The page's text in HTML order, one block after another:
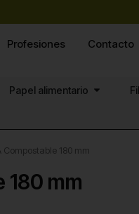
Profesiones Contacto
Papel alimentario Abrir
Compostable 180 mm
180 mm